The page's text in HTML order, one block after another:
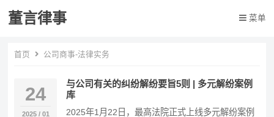
董言律事 菜单
首页 公司商事-法律实务
24
2025 / 01
与公司有关的纠纷解纷要旨5则 | 多元解纷案例
库
2025年1月22日，最高法院正式上线多元解纷案例